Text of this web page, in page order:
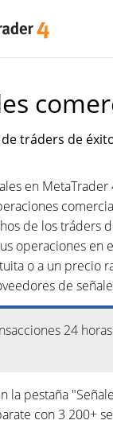
tráders de
en
de los tráders
operaciones en
o a un precio
de
24
la pestaña
con 3 200+